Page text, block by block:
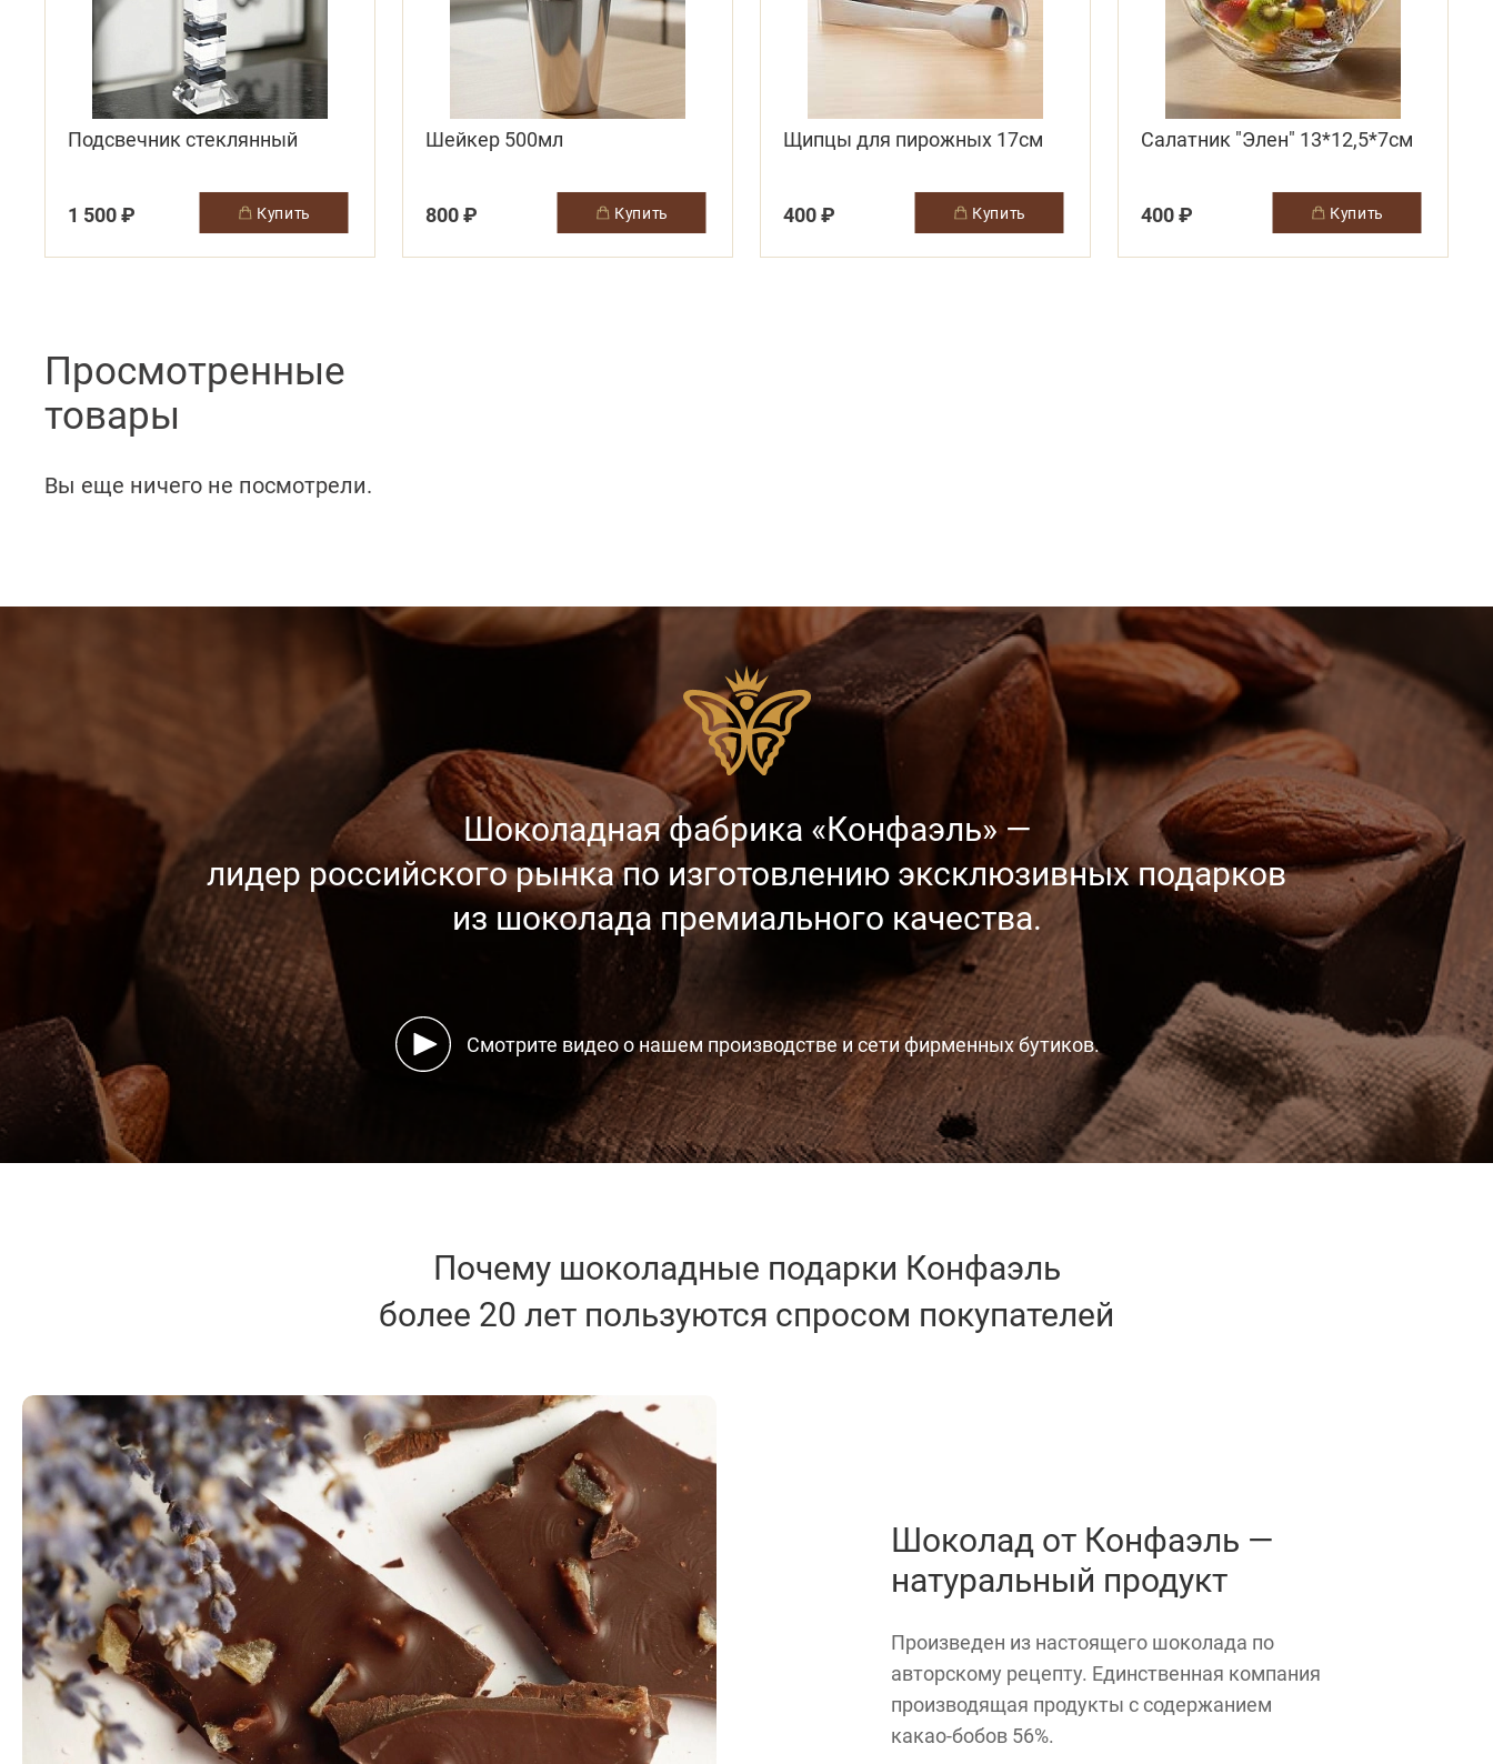
Подсвечник стеклянный
1 500 ₽ купить
Шейкер 500мл
800 ₽ купить
Щипцы для пирожных 17см
400 ₽ купить
Салатник "Элен" 13*12,5*7см
400 ₽ купить
Просмотренные
товары
Вы еще ничего не посмотрели.
Шоколадная фабрика «Конфаэль» —
лидер российского рынкапо изготовлению эксклюзивныхподарков
из шоколадапремиального качества.
Смотрите видеоо нашем производствеи сети фирменных бутиков.
Почему шоколадные подарки Конфаэль
более 20 лет пользуются спросом покупателей
Шоколад от Конфаэль —
натуральный продукт
Произведен из настоящего шоколада по
авторскому рецепту. Единственная компания
производящая продукты с содержанием
какао-бобов 56%.